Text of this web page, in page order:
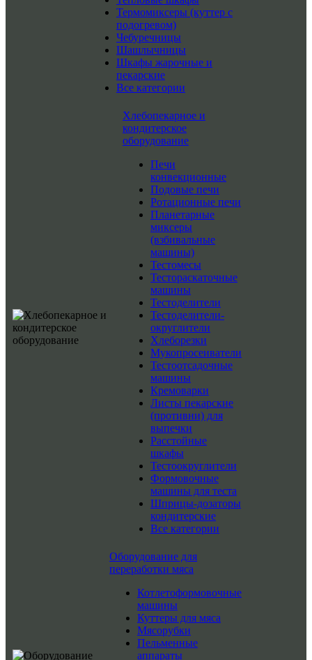
Термомиксеры (куттер с
подогревом)
Чебуречницы
Шашлычницы
Шкафы жарочные и
пекарские
Все категории
Хлебопекарное и
кондитерское
оборудование
Печи
конвекционные
Подовые печи
Ротационные печи
Планетарные
миксеры
(взбивальные
машины)
Тестомесы
Тестораскаточные
машины
Тестоделители
Тестоделители-
округлители
Хлеборезки
Мукопросеиватели
Тестоотсадочные
машины
Кремоварки
Листы пекарские
(противни) для
выпечки
Расстойные
шкафы
Тестоокруглители
Формовочные
машины для теста
Шприцы-дозаторы
кондитерские
Все категории
Оборудование для
переработки мяса
Котлетоформовочные
машины
Куттеры для мяса
Мясорубки
Пельменные
аппараты